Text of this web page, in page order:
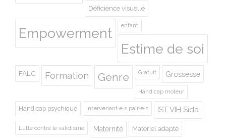
Déficience visuelle
Empowerment enfant
Estime de soi
FALC Formation Genre Gratuit Grossesse
Handicap moteur
Handicap psychique Intervenant·e·s pair·e·s IST VIH Sida
Lutte contre le validisme Maternité Matériel adapté